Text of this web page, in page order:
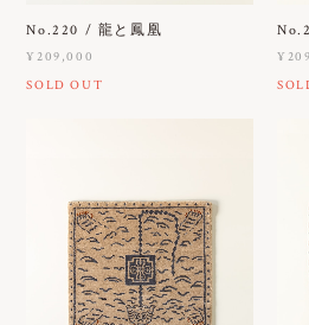
No.220 / 龍と鳳凰
¥209,000
SOLD OUT